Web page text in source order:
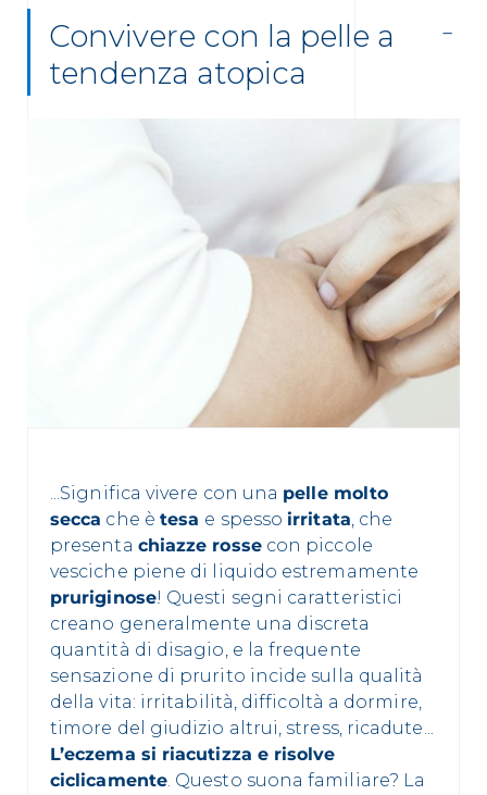
Convivere con la pelle a
tendenza atopica
...Significa vivere con una pelle molto
secca che è tesa e spesso irritata, che
presenta chiazze rossecon piccole
vesciche piene di liquido estremamente
pruriginose! Questi segni caratteristici
creano generalmente una discreta
quantità di disagio, e la frequente
sensazione di prurito incide sulla qualità
della vita: irritabilità, difficoltà a dormire,
timore del giudizio altrui, stress, ricadute...
L’eczema si riacutizza e risolve
ciclicamente. Questo suona familiare? La